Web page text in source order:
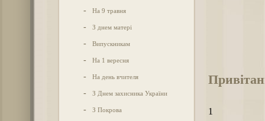
- На 9 травня
- З днем матері
- Випускникам
- На 1 вересня
- На день вчителя
- З Днем захисника України
- З Покрова 1